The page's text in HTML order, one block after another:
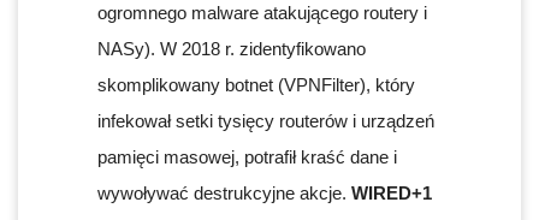
ogromnego malware atakującego routery i
NASy). W 2018 r. zidentyfikowano
skomplikowany botnet (VPNFilter), który
infekował setki tysięcy routerów i urządzeń
pamięci masowej, potrafił kraść dane i
wywoływać destrukcyjne akcje. WIRED+1